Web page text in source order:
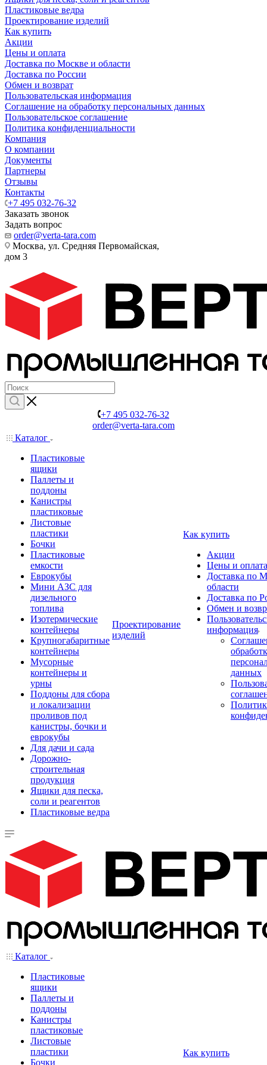
Пластиковые ведра
Проектирование изделий
Как купить
Акции
Цены и оплата
Доставка по Москве и области
Доставка по России
Обмен и возврат
Пользовательская информация
Соглашение на обработку персональных данных
Пользовательское соглашение
Политика конфиденциальности
Компания
О компании
Документы
Партнеры
Отзывы
Контакты
+7 495 032-76-32
Заказать звонок
Задать вопрос
order@verta-tara.com
Москва, ул. Средняя Первомайская,
дом 3
+7 495 032-76-32
order@verta-tara.com
Каталог
Пластиковые
ящики
Паллеты и
поддоны
Канистры
пластиковые
Листовые
пластики
Бочки
Пластиковые
емкости
Еврокубы
Мини АЗС для
дизельного
топлива
Изотермические
контейнеры
Крупногабаритные
контейнеры
Мусорные
контейнеры и
урны
Поддоны для сбора
и локализации
проливов под
канистры, бочки и
еврокубы
Для дачи и сада
Дорожно-
строительная
продукция
Ящики для песка,
соли и реагентов
Пластиковые ведра
Проектирование
изделий
Как купить
Акции
Цены и оплата
Доставка по
области
Доставка по
Обмен и
информация
данных
Каталог
Пластиковые
ящики
Паллеты и
поддоны
Канистры
пластиковые
Листовые
пластики
Бочки
Как купить